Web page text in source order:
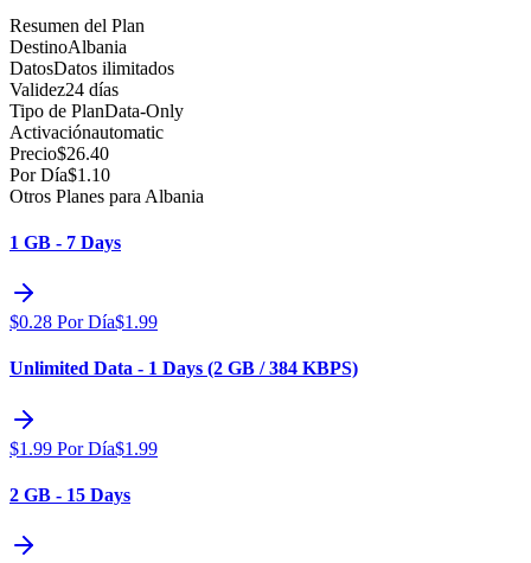
Resumen del Plan
DestinoAlbania
DatosDatos ilimitados
Validez24 días
Tipo de PlanData-Only
Activaciónautomatic
Precio$26.40
Por Día$1.10
Otros Planes para Albania
1 GB - 7 Days
$0.28 Por Día$1.99
Unlimited Data - 1 Days (2 GB / 384 KBPS)
$1.99 Por Día$1.99
2 GB - 15 Days